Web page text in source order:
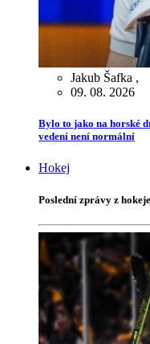
Jakub Šafka ,
09. 08. 2026
Bylo to jako na horské
vedení není normální
Hokej
Poslední zprávy z hokeje